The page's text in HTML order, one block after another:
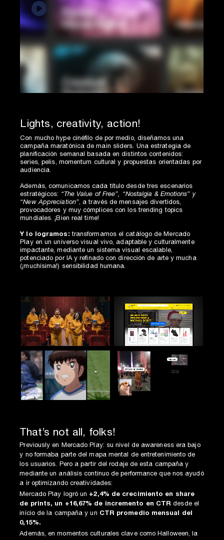
Lights, creativity, action!
Con mucho hype cinéfilo de por medio, diseñamos una
campaña maratónica de main sliders. Una estrategia de
planificación semanal basada en distintos contenidos:
series, pelis, momentum cultural y propuestas orientadas por
audiencia.
Además, comunicamos cada título desde tres escenarios
estratégicos: “The Value of Free”, “Nostalgia & Emotions” y
“New Appreciation”, a través de mensajes divertidos,
provocadores y muy cómplices con los trending topics
mundiales. ¡Bien real time!
Y lo logramos: transformamos el catálogo de Mercado
Play en un universo visual vivo, adaptable y culturalmente
impactante, mediante un sistema visual escalable,
potenciado por IA y refinado con dirección de arte y mucha
(¡muchísima!) sensibilidad humana.
That’s not all, folks!
Previously en Mercado Play: su nivel de awareness era bajo
y no formaba parte del mapa mental de entretenimiento de
los usuarios. Pero a partir del rodaje de esta campaña y
mediante un análisis continuo de performance que nos ayudó
a ir optimizando creatividades:
Mercado Play logró un +2,4% de crecimiento en share
de prints, un +16,67% de incremento en CTR desde el
inicio de la campaña y un CTR promedio mensual del
0,15%.
Además, en momentos culturales clave como Halloween, la